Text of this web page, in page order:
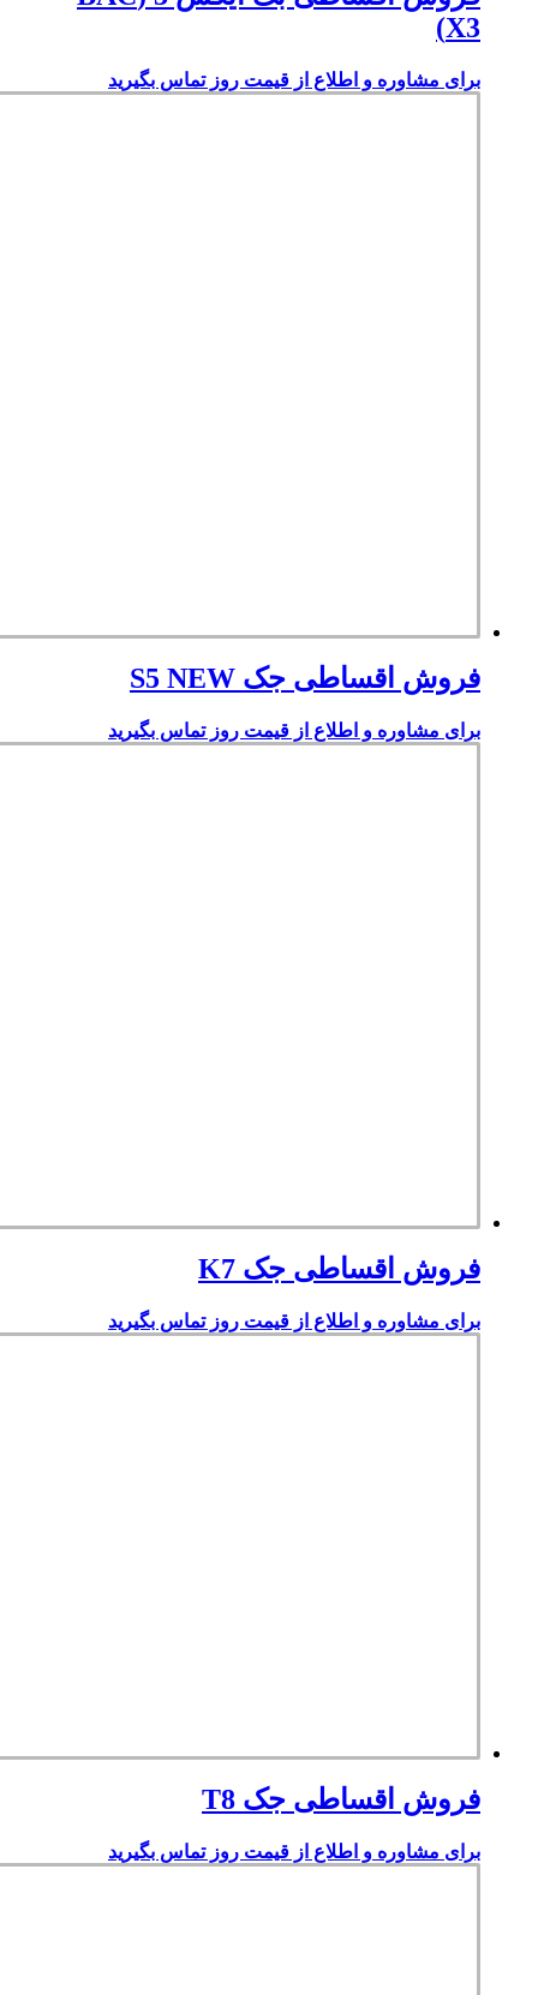
X3)
برای مشاوره و اطلاع از قیمت روز تماس بگیرید
فروش اقساطی جک S5 NEW
برای مشاوره و اطلاع از قیمت روز تماس بگیرید
فروش اقساطی جک K7
برای مشاوره و اطلاع از قیمت روز تماس بگیرید
فروش اقساطی جک T8
برای مشاوره و اطلاع از قیمت روز تماس بگیرید